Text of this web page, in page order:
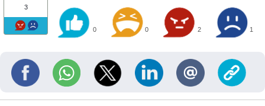
3
0 0 2 1